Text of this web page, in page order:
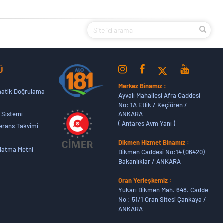
Doğrulama
Takvimi
Metni
Merkez Binamız :
Ayvalı Mahallesi Afra Caddesi
No: 1A Etlik / Keçiören /
ANKARA
( Antares Avm Yanı )
Dikmen Hizmet Binamız :
Dikmen Caddesi No:14 (06420)
Bakanlıklar / ANKARA
Oran Yerleşkemiz :
Yukarı Dikmen Mah. 648. Cadde
No : 51/1 Oran Sitesi Çankaya /
ANKARA